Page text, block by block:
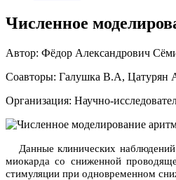
Численное
Автор: Фёдор Александрович
Соавторы: Галушка В.А, Цатурян
Организация: Научно-
Данные клинических
миокарда со сниженной
стимуляции при одновременном